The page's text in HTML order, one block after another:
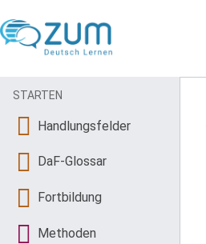
STARTEN
Handlungsfelder
DaF-Glossar
Fortbildung
Methoden